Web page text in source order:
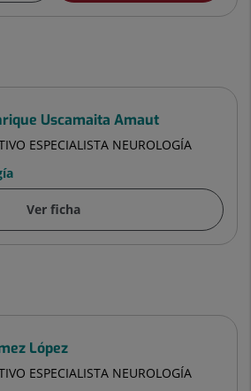
Uscamaita Amaut
ESPECIALISTA NEUROLOGÍA
Ver ficha
López
ESPECIALISTA NEUROLOGÍA